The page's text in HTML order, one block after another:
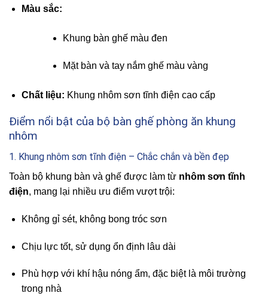
Màu sắc:
Khung bàn ghế màu đen
Mặt bàn và tay nắm ghế màu vàng
Chất liệu: Khung nhôm sơn tĩnh điện cao cấp
Điểm nổi bật của bộ bàn ghế phòng ăn khung
nhôm
1. Khung nhôm sơn tĩnh điện – Chắc chắn và bền đẹp
Toàn bộ khung bàn và ghế được làm từ nhôm sơn tĩnh
điện, mang lại nhiều ưu điểm vượt trội:
Không gỉ sét, không bong tróc sơn
Chịu lực tốt, sử dụng ổn định lâu dài
Phù hợp với khí hậu nóng ẩm, đặc biệt là môi trường
trong nhà